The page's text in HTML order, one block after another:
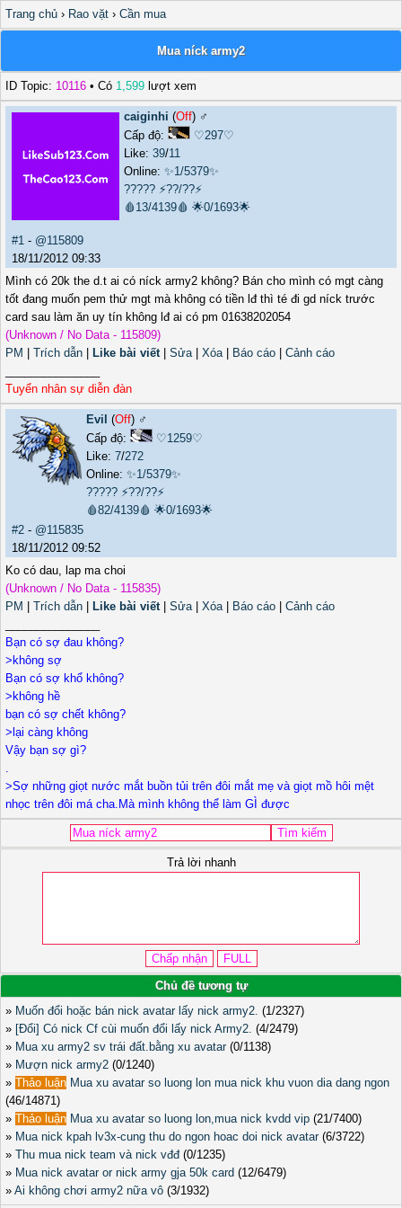
Trang chủ › Rao vặt › Cần mua
Mua níck army2
ID Topic: 10116 • Có 1,599 lượt xem
caiginhi (Off) ♂️
Cấp độ:
♡297♡
Like: 39/11
Online: ✨1/5379✨
????? ⚡??/??⚡
🩸13/4139🩸 🌟0/1693🌟
#1 - @115809
18/11/2012 09:33
Mình có 20k the d.t ai có níck army2 không? Bán cho mình có mgt càng
tốt đang muốn pem thử mgt mà không có tiền lđ thì té đi gd níck trước
card sau làm ăn uy tín không lđ ai có pm 01638202054
(Unknown / No Data - 115809)
PM
Trích dẫn Like bài viết| Sửa| Xóa| Báo cáo
Cảnh cáo
Tuyển nhân sự diễn đàn
Evil (Off) ♂️
Cấp độ:
♡1259♡
Like: 7/272
Online: ✨1/5379✨
????? ⚡??/??⚡
🩸82/4139🩸 🌟0/1693🌟
#2 - @115835
18/11/2012 09:52
Ko có dau, lap ma choi
(Unknown / No Data - 115835)
PM
Trích dẫn Like bài viết| Sửa| Xóa| Báo cáo
Cảnh cáo
Bạn có sợ đau không?
>không sợ
Bạn có sợ khổ không?
>không hề
bạn có sợ chết không?
>lại càng không
Vậy bạn sợ gì?
.
>Sợ những giọt nước mắt buồn tủi trên đôi mắt mẹ và giọt mồ hôi mệt
nhọc trên đôi má cha.Mà mình không thể làm GÌ được
Trả lời nhanh
Chủ đề tương tự
» Muốn đổi hoặc bán nick avatar lấy nick army2. (1/2327)
» [Đổi] Có nick Cf cùi muốn đổi lấy nick Army2. (4/2479)
» Mua xu army2 sv trái đất.bằng xu avatar(0/1138)
» Mượn nick army2 (0/1240)
» Thảo luận Mua xu avatar so luong lon mua nick khu vuon dia dang ngon
(46/14871)
» Thảo luận Mua xu avatar so luong lon,mua nick kvdd vip (21/7400)
» Mua nick kpah lv3x-cung thu do ngon hoac doi nick avatar(6/3722)
» Thu mua nick team và nick vđđ(0/1235)
» Mua nick avatar or nick army gja 50k card (12/6479)
» Ai không chơi army2 nữa vô (3/1932)